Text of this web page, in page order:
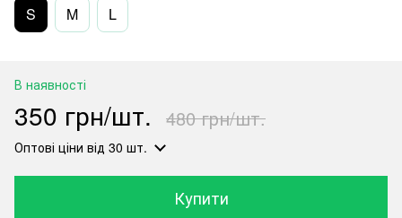
S M L
В наявності
350 грн/шт. 480 грн/шт.
Оптові ціни від 30 шт.
Купити